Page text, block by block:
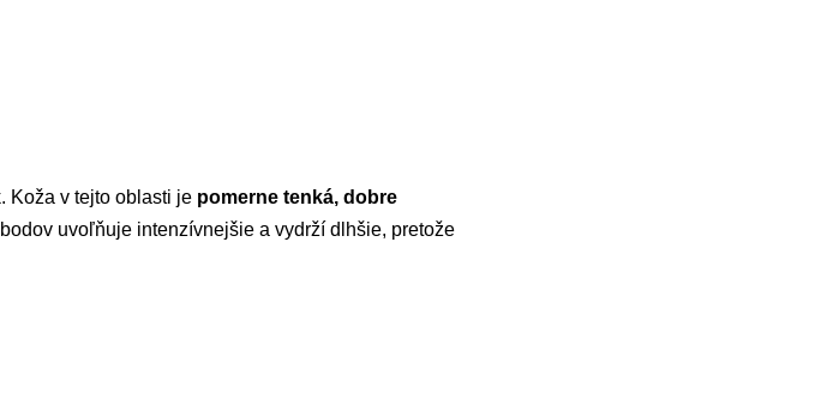
Koža v tejto oblasti je pomerne tenká, dobre
uvoľňuje intenzívnejšie a vydrží dlhšie, pretože